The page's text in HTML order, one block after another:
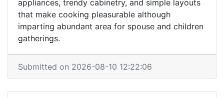
appliances, trendy cabinetry, and simple layouts
that make cooking pleasurable although
imparting abundant area for spouse and children
gatherings.
Submitted on 2026-08-10 12:22:06